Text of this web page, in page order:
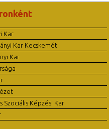
Kar
Kar Kecskemét
Kar
Szociális Képzési Kar